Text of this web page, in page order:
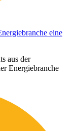
eine
aus der
Energiebranche